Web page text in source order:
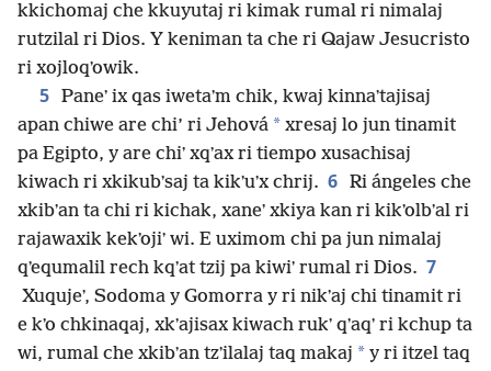
kkichomaj che kkuyutaj ri kimak rumal ri nimalaj
rutzilal ri Dios. Y keniman ta che ri Qajaw Jesucristo
ri xojloqʼowik.
5 Paneʼ ix qas iwetaʼm chik, kwaj kinnaʼtajisaj
apan chiwe are chi’ ri Jehová * xresaj lo jun tinamit
pa Egipto, y are chiʼ xqʼax ri tiempo xusachisaj
kiwach ri xkikubʼsaj ta kikʼuʼx chrij. 6 Ri ángeles che
xkibʼan ta chi ri kichak, xaneʼ xkiya kan ri kikʼolbʼal ri
rajawaxik kekʼojiʼ wi. E uximom chi pa jun nimalaj
qʼequmalil rech kqʼat tzij pa kiwiʼ rumal ri Dios. 7
Xuqujeʼ, Sodoma y Gomorra y ri nikʼaj chi tinamit ri
e kʼo chkinaqaj, xkʼajisax kiwach rukʼ qʼaqʼ ri kchup ta
wi, rumal che xkibʼan tzʼilalaj taq makaj * y ri itzel taq